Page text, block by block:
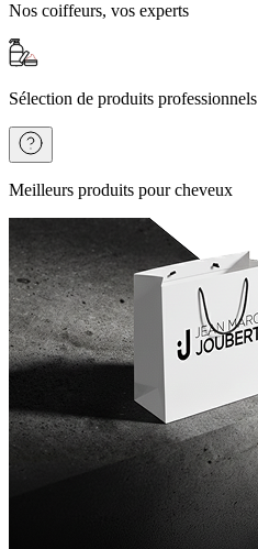
Nos coiffeurs, vos experts
Sélection de produits professionnels
Meilleurs produits pour cheveux